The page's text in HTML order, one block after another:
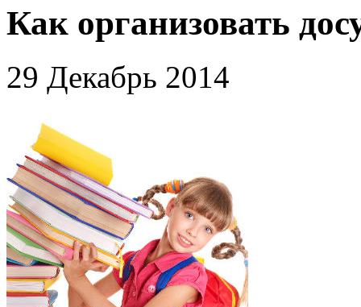
Как организовать
29 Декабрь 2014